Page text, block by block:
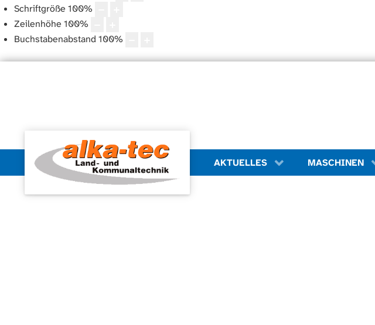
Schriftgröße 100%
Zeilenhöhe 100%
Buchstabenabstand 100%
AKTUELLES MASCHINEN